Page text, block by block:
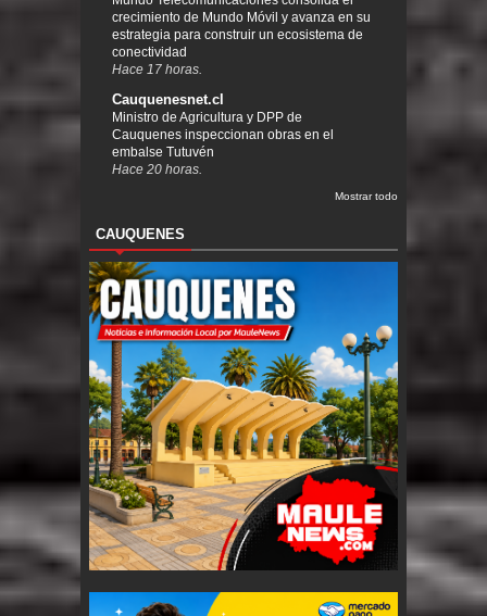
crecimiento de Mundo Móvil y avanza en su
estrategia para construir un ecosistema de
conectividad
Hace 17 horas.
Cauquenesnet.cl
Ministro de Agricultura y DPP de
Cauquenes inspeccionan obras en el
embalse Tutuvén
Hace 20 horas.
Mostrar todo
CAUQUENES